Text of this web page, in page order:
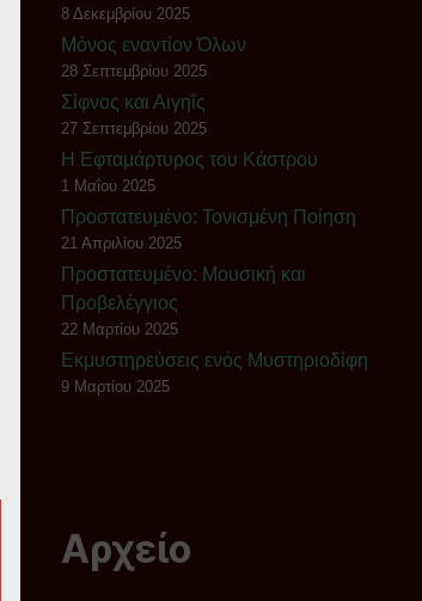
8 Δεκεμβρίου 2025
Μόνος εναντίον Όλων
28 Σεπτεμβρίου 2025
Σίφνος και Αιγηΐς
27 Σεπτεμβρίου 2025
Η Εφταμάρτυρος του Κάστρου
1 Μαΐου 2025
Πρoστατευμένο: Τονισμένη Ποίηση
21 Απριλίου 2025
Πρoστατευμένο: Μουσική και
Προβελέγγιος
22 Μαρτίου 2025
Εκμυστηρεύσεις ενός Μυστηριοδίφη
9 Μαρτίου 2025
Αρχείο